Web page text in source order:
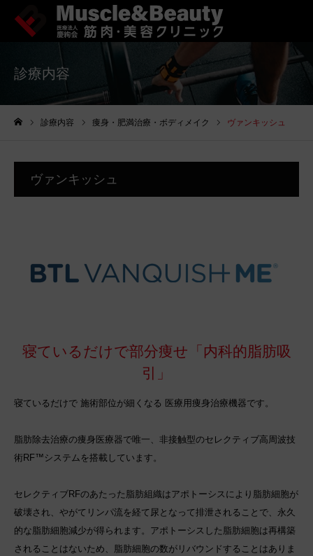
診療内容
診療内容 痩身・肥満治療・ボディメイク ヴァンキッシュ
ヴァンキッシュ
寝ているだけで部分痩せ「内科的脂肪吸
引」
寝ているだけで 施術部位が細くなる 医療用痩身治療機器です。
脂肪除去治療の痩身医療器で唯一、非接触型のセレクティブ高周波技
術RF™システムを搭載しています。
セレクティブRFのあたった脂肪組織はアポトーシスにより脂肪細胞が
破壊され、やがてリンパ流を経て尿となって排泄されることで、永久
的な脂肪細胞減少が得られます。アポトーシスした脂肪細胞は再構築
されることはないため、脂肪細胞の数がリバウンドすることはありま